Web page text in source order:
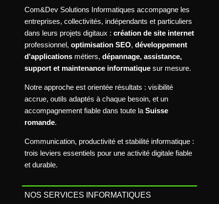
Com&Dev Solutions Informatiques accompagne les
entreprises, collectivités, indépendants et particuliers
dans leurs projets digitaux : création de site internet
professionnel, optimisation SEO, développement
d'applicationsmétiers, dépannage, assistance,
support et maintenance informatiquesur mesure.
Notre approche est orientée résultats : visibilité
accrue, outils adaptés à chaque besoin, et un
accompagnement fiable dans toute la Suisse
romande.
Communication, productivité et stabilité informatique :
trois leviers essentiels pour une activité digitale fiable
et durable.
NOS SERVICES INFORMATIQUES